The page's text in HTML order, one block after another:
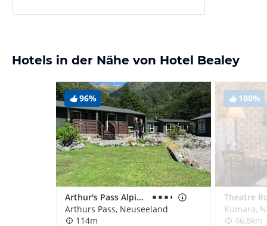
Hotels in der Nähe von Hotel Bealey
96%
Arthur's Pass Alpine Motel
Arthurs Pass, Neuseeland
114m
100%
Kumara,
46,8km